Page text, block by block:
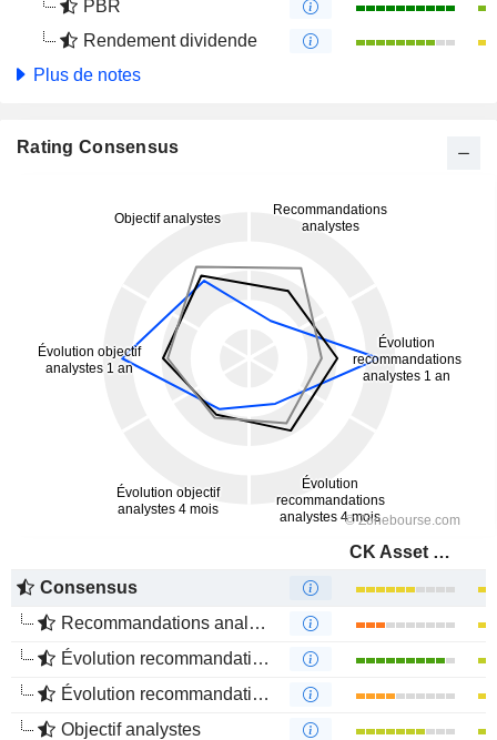
PBR
Rendement dividende
Plus de notes
Rating Consensus
CK Asset Holdings Limited
Consensus
Recommandations analystes
Évolution recommandations analystes 1 an
Évolution recommandations analystes 4 mois
Objectif analystes